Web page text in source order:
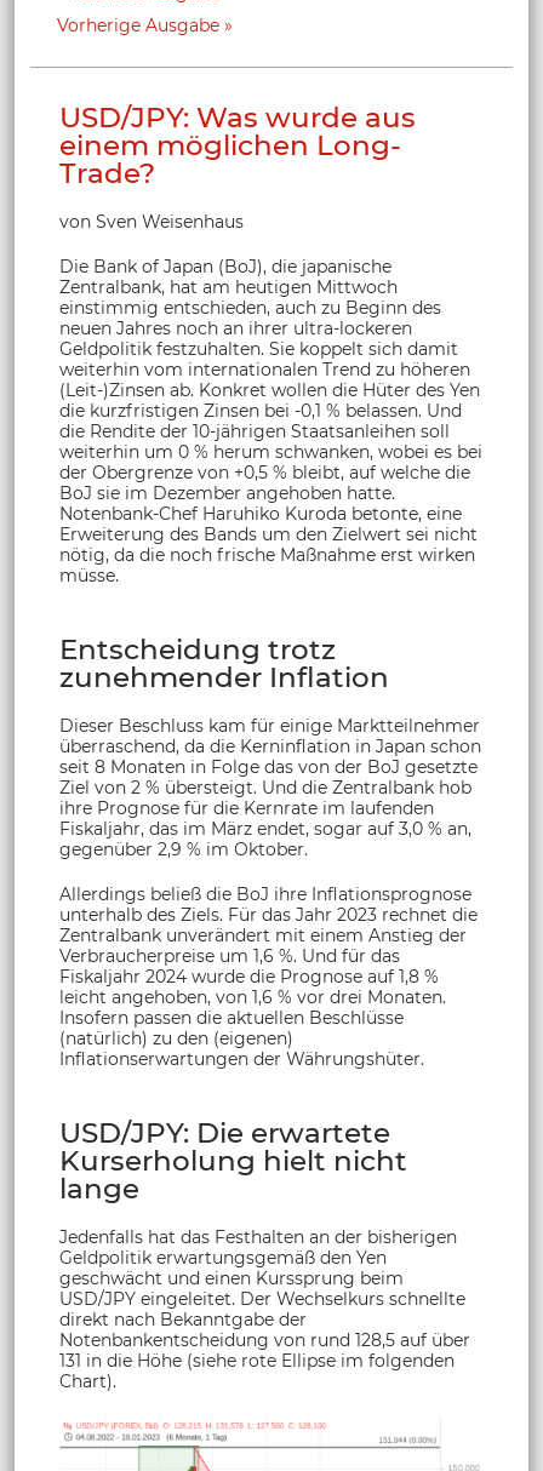
Vorherige Ausgabe
USD/JPY: Was wurde aus
einem möglichen Long-
Trade?
von Sven Weisenhaus
Die Bank of Japan (BoJ), die japanische
Zentralbank, hat am heutigen Mittwoch
einstimmig entschieden, auch zu Beginn des
neuen Jahres noch an ihrer ultra-lockeren
Geldpolitik festzuhalten. Sie koppelt sich damit
weiterhin vom internationalen Trend zu höheren
(Leit-)Zinsen ab. Konkret wollen die Hüter des Yen
die kurzfristigen Zinsen bei -0,1 % belassen. Und
die Rendite der 10-jährigen Staatsanleihen soll
weiterhin um 0 % herum schwanken, wobei es bei
der Obergrenze von +0,5 % bleibt, auf welche die
BoJ sie im Dezember angehoben hatte.
Notenbank-Chef Haruhiko Kuroda betonte, eine
Erweiterung des Bands um den Zielwert sei nicht
nötig, da die noch frische Maßnahme erst wirken
müsse.
Entscheidung trotz
zunehmender Inflation
Dieser Beschluss kam für einige Marktteilnehmer
überraschend, da die Kerninflation in Japan schon
seit 8 Monaten in Folge das von der BoJ gesetzte
Ziel von 2 % übersteigt. Und die Zentralbank hob
ihre Prognose für die Kernrate im laufenden
Fiskaljahr, das im März endet, sogar auf 3,0 % an,
gegenüber 2,9 % im Oktober.
Allerdings beließ die BoJ ihre Inflationsprognose
unterhalb des Ziels. Für das Jahr 2023 rechnet die
Zentralbank unverändert mit einem Anstieg der
Verbraucherpreise um 1,6 %. Und für das
Fiskaljahr 2024 wurde die Prognose auf 1,8 %
leicht angehoben, von 1,6 % vor drei Monaten.
Insofern passen die aktuellen Beschlüsse
(natürlich) zu den (eigenen)
Inflationserwartungen der Währungshüter.
USD/JPY: Die erwartete
Kurserholung hielt nicht
lange
Jedenfalls hat das Festhalten an der bisherigen
Geldpolitik erwartungsgemäß den Yen
geschwächt und einen Kurssprung beim
USD/JPY eingeleitet. Der Wechselkurs schnellte
direkt nach Bekanntgabe der
Notenbankentscheidung von rund 128,5 auf über
131 in die Höhe (siehe rote Ellipse im folgenden
Chart).